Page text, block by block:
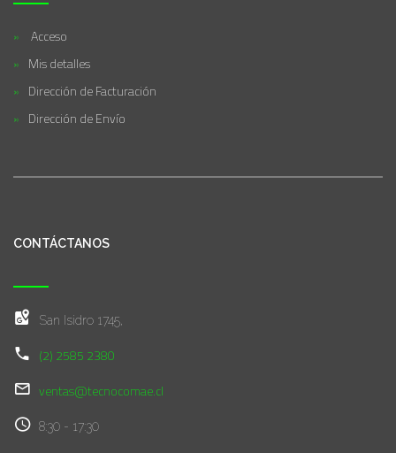
Acceso
Mis detalles
Dirección de Facturación
Dirección de Envío
CONTÁCTANOS
San Isidro 1745,
(2) 2585 2380
ventas@tecnocomae.cl
8:30 - 17:30